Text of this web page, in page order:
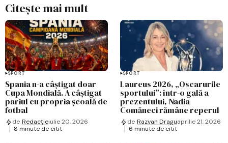
Citește mai mult
SPORT
Spania n-a câștigat doar
Cupa Mondială. A câștigat
pariul cu propria școală de
fotbal
de Redacțieiulie 20, 2026
8 minute de citit
SPORT
Laureus 2026, „Oscarurile
sportului”: într-o gală a
prezentului, Nadia
Comăneci rămâne reperul
de Razvan Draguaprilie 21, 2026
6 minute de citit